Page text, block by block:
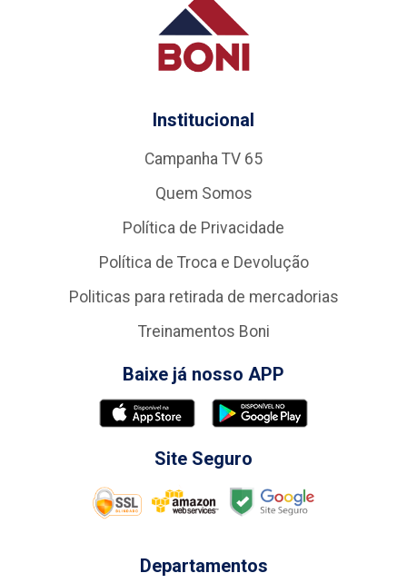
Institucional
Campanha TV 65
Quem Somos
Política de Privacidade
Política de Troca e Devolução
Politicas para retirada de mercadorias
Treinamentos Boni
Baixe já nosso APP
Site Seguro
Departamentos